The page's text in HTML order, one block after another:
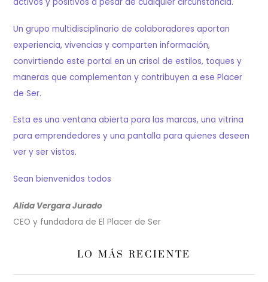
Un grupo multidisciplinario de colaboradores aportan
experiencia, vivencias y comparten información,
convirtiendo este portal en un crisol de estilos, toques y
maneras que complementan y contribuyen a ese Placer
de Ser.
Esta es una ventana abierta para las marcas, una vitrina
para emprendedores y una pantalla para quienes deseen
ver y ser vistos.
Sean bienvenidos todos
Alida Vergara Jurado
CEO y fundadora de El Placer de Ser
LO MÁS RECIENTE